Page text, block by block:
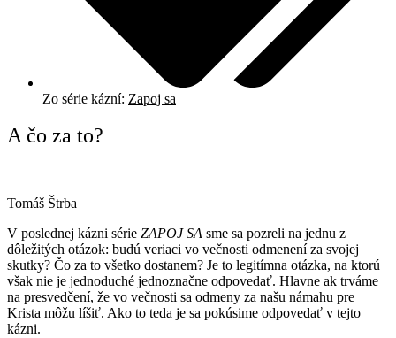
Zo série kázní: Zapoj sa
A čo za to?
Tomáš Štrba
V poslednej kázni série ZAPOJ SA sme sa pozreli na jednu z
dôležitých otázok: budú veriaci vo večnosti odmenení za svojej
skutky? Čo za to všetko dostanem? Je to legitímna otázka, na ktorú
však nie je jednoduché jednoznačne odpovedať. Hlavne ak trváme
na presvedčení, že vo večnosti sa odmeny za našu námahu pre
Krista môžu líšiť. Ako to teda je sa pokúsime odpovedať v tejto
kázni.